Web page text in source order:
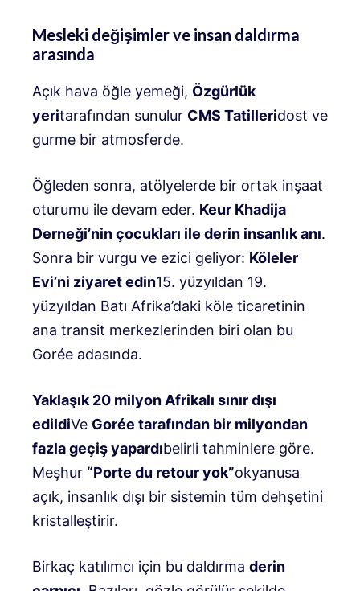
Mesleki değişimler ve insan daldırma
arasında
Açık hava öğle yemeği, Özgürlük
yeritarafından sunulur CMS Tatilleridost ve
gurme bir atmosferde.
Öğleden sonra, atölyelerde bir ortak inşaat
oturumu ile devam eder. Keur Khadija
Derneği’nin çocukları ile derin insanlık anı.
Sonra bir vurgu ve ezici geliyor: Köleler
Evi’ni ziyaret edin15. yüzyıldan 19.
yüzyıldan Batı Afrika’daki köle ticaretinin
ana transit merkezlerinden biri olan bu
Gorée adasında.
Yaklaşık 20 milyon Afrikalı sınır dışı
edildiVe Gorée tarafından bir milyondan
fazla geçiş yapardıbelirli tahminlere göre.
Meşhur “Porte du retour yok”okyanusa
açık, insanlık dışı bir sistemin tüm dehşetini
kristalleştirir.
Birkaç katılımcı için bu daldırma derin